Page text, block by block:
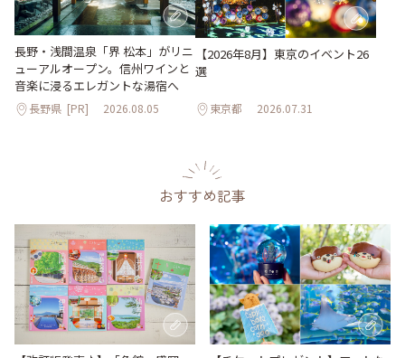
長野・浅間温泉「界 松本」がリニ
ューアルオープン。信州ワインと
音楽に浸るエレガントな湯宿へ
長野県 [PR] 2026.08.05
【2026年8月】東京のイベント26
選
東京都 2026.07.31
おすすめ記事